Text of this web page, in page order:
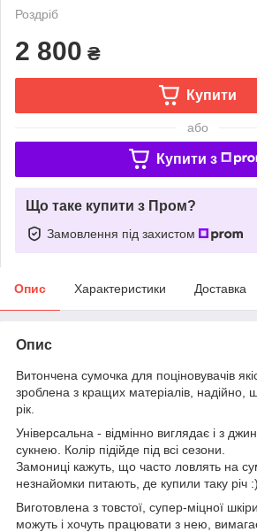
Роздріб
2 800 ₴
Купити
або
Купити з
Що таке купити з Пром?
Замовлення під захистом
Опис Характеристики Доставка
Опис
Витончена сумочка для поціновувачів
зроблена з кращих матеріалів, надійно,
рік.
Універсальна - відмінно виглядає і з
сукнею. Колір підійде під всі сезони.
Замониці кажуть, що часто ловлять на
незнайомки питають, де купили таку річ :)
Виготовлена ​​з товстої, супер-міцної
можуть і хочуть працювати з нею,